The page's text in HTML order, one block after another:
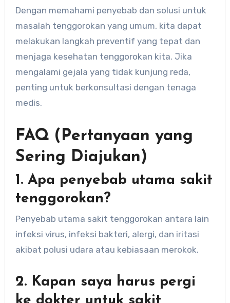
Dengan memahami penyebab dan solusi untuk
masalah tenggorokan yang umum, kita dapat
melakukan langkah preventif yang tepat dan
menjaga kesehatan tenggorokan kita. Jika
mengalami gejala yang tidak kunjung reda,
penting untuk berkonsultasi dengan tenaga
medis.
FAQ (Pertanyaan yang
Sering Diajukan)
1. Apa penyebab utama sakit
tenggorokan?
Penyebab utama sakit tenggorokan antara lain
infeksi virus, infeksi bakteri, alergi, dan iritasi
akibat polusi udara atau kebiasaan merokok.
2. Kapan saya harus pergi